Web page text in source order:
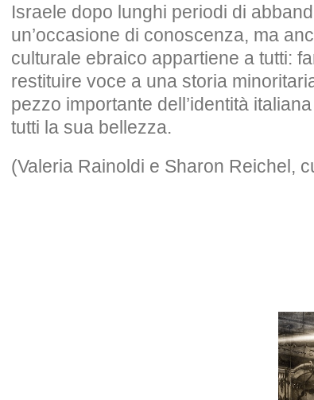
Israele dopo lunghi periodi di
un’occasione di conoscenza, ma
culturale ebraico appartiene a tutti:
restituire voce a una storia
pezzo importante dell’identità
tutti la sua bellezza.
(Valeria Rainoldi e Sharon Reichel,